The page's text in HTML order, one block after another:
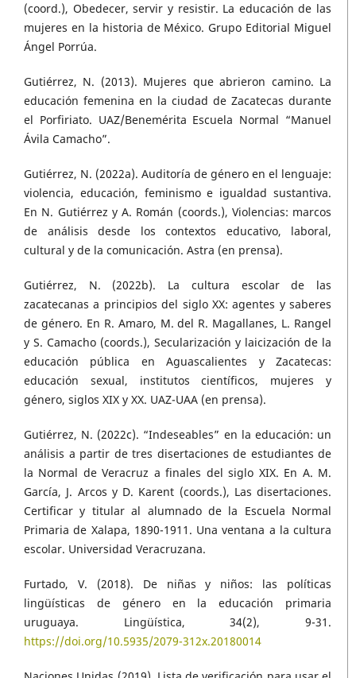
(coord.), Obedecer, servir y resistir. La educación de las
mujeres en la historia de México. Grupo Editorial Miguel
Ángel Porrúa.
Gutiérrez, N. (2013). Mujeres que abrieron camino. La
educación femenina en la ciudad de Zacatecas durante
el Porfiriato. UAZ/Benemérita Escuela Normal “Manuel
Ávila Camacho”.
Gutiérrez, N. (2022a). Auditoría de género en el lenguaje:
violencia, educación, feminismo e igualdad sustantiva.
En N. Gutiérrez y A. Román (coords.), Violencias: marcos
de análisis desde los contextos educativo, laboral,
cultural y de la comunicación. Astra (en prensa).
Gutiérrez, N. (2022b). La cultura escolar de las
zacatecanas a principios del siglo XX: agentes y saberes
de género. En R. Amaro, M. del R. Magallanes, L. Rangel
y S. Camacho (coords.), Secularización y laicización de la
educación pública en Aguascalientes y Zacatecas:
educación sexual, institutos científicos, mujeres y
género, siglos XIX y XX. UAZ-UAA (en prensa).
Gutiérrez, N. (2022c). “Indeseables” en la educación: un
análisis a partir de tres disertaciones de estudiantes de
la Normal de Veracruz a finales del siglo XIX. En A. M.
García, J. Arcos y D. Karent (coords.), Las disertaciones.
Certificar y titular al alumnado de la Escuela Normal
Primaria de Xalapa, 1890-1911. Una ventana a la cultura
escolar. Universidad Veracruzana.
Furtado, V. (2018). De niñas y niños: las políticas
lingüísticas de género en la educación primaria
uruguaya. Lingüística, 34(2), 9-31.
https://doi.org/10.5935/2079-312x.20180014